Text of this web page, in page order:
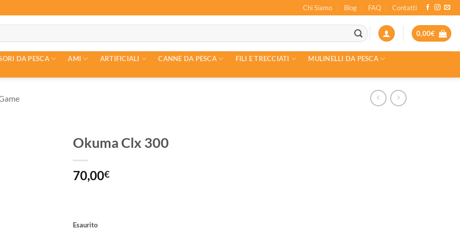
Chi Siamo Blog FAQ Contatti
0,00€
DA PESCA AMI ARTIFICIALI CANNE DA PESCA FILI E TRECCIATI
MULINELLI DA PESCA
Okuma Clx 300
70,00€
Esaurito